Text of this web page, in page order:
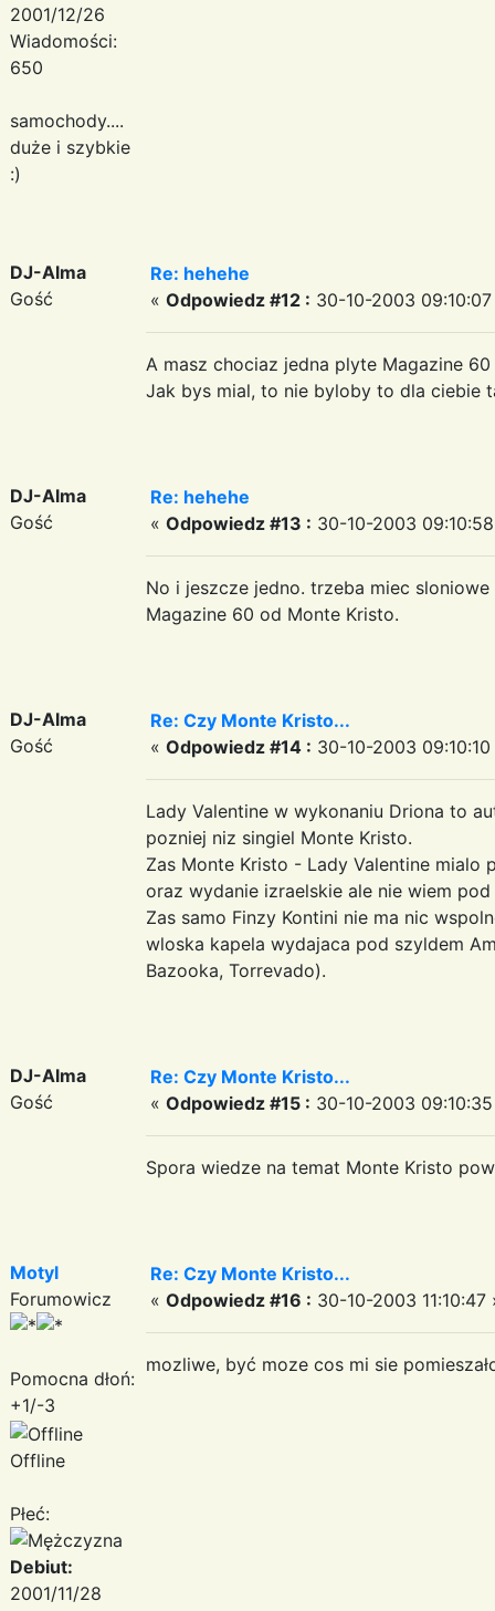
2001/12/26
Wiadomości:
650
samochody....
duże i szybkie
:)
DJ-Alma
Gość
Re: hehehe
« Odpowiedz #12 : 30-10-2003
A masz chociaz jedna plyte Magazine
Jak bys mial, to nie byloby to dla ciebie
DJ-Alma
Gość
Re: hehehe
« Odpowiedz #13 : 30-10-2003
No i jeszcze jedno. trzeba miec
Magazine 60 od Monte Kristo.
DJ-Alma
Gość
Re: Czy Monte Kristo...
« Odpowiedz #14 : 30-10-2003 09:10:10
Lady Valentine w wykonaniu Driona to
pozniej niz singiel Monte Kristo.
Zas Monte Kristo - Lady Valentine mialo
oraz wydanie izraelskie ale nie wiem
Zas samo Finzy Kontini nie ma nic
wloska kapela wydajaca pod szyldem
Bazooka, Torrevado).
DJ-Alma
Gość
Re: Czy Monte Kristo...
« Odpowiedz #15 : 30-10-2003
Spora wiedze na temat Monte Kristo
Motyl
Forumowicz
Pomocna dłoń:
+1/-3
Offline
Płeć:
Debiut:
2001/11/28
Re: Czy Monte Kristo...
« Odpowiedz #16 : 30-10-2003 11:10:47
mozliwe, być moze cos mi sie